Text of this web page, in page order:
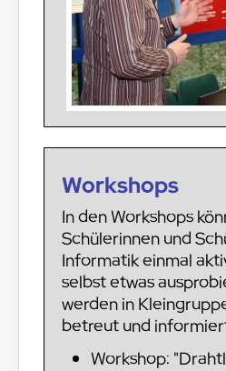
Workshops
In den Workshops
Schülerinnen und
Informatik einmal
selbst etwas
werden in
betreut und
Workshop: